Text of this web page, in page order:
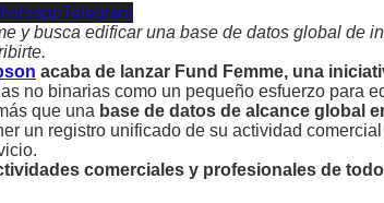
Telegram
y busca edificar una base de datos global de
acaba de lanzar Fund Femme, una
no binarias como un pequeño esfuerzo para
que una base de datos de alcance global
un registro unificado de su actividad
comerciales y profesionales de